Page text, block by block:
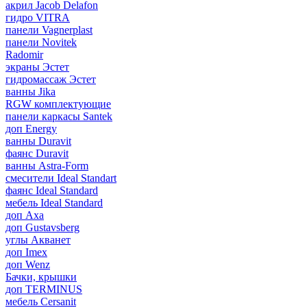
акрил Jacob Delafon
гидро VITRA
панели Vagnerplast
панели Novitek
Radomir
экраны Эстет
гидромассаж Эстет
ванны Jika
RGW комплектующие
панели каркасы Santek
доп Energy
ванны Duravit
фаянс Duravit
ванны Astra-Form
смесители Ideal Standart
фаянс Ideal Standard
мебель Ideal Standard
доп Axa
доп Gustavsberg
углы Акванет
доп Imex
доп Wenz
Бачки, крышки
доп TERMINUS
мебель Cersanit